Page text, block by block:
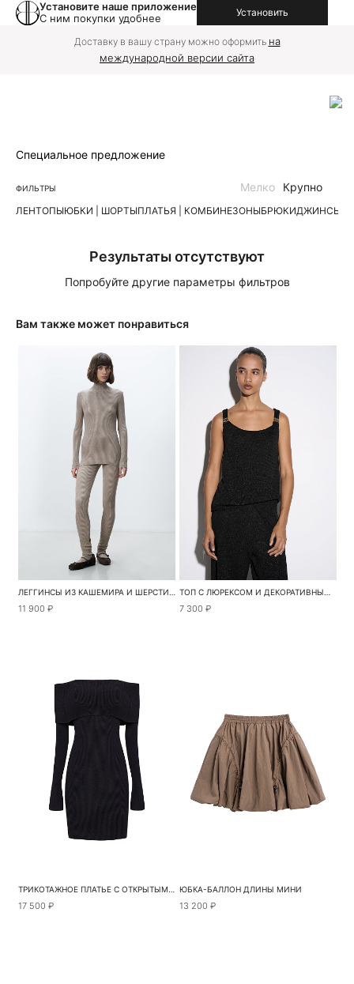
Установите наше приложение
С ним покупки удобнее
Установить
Доставку в вашу страну можно оформить на
международной версии сайта
Специальное предложение
ФИЛЬТРЫ
ЛЕНТОПЫЮБКИ | ШОРТЫПЛАТЬЯ | КОМБИНЕЗОНЫБРЮКИДЖИНСЫ
Мелко Крупно
Результаты отсутствуют
Попробуйте другие параметры фильтров
Вам также может понравиться
ЛЕГГИНСЫ ИЗ КАШЕМИРА И ШЕРСТИ В РУБЧИК
11 900 ₽
ТОП С ЛЮРЕКСОМ И ДЕКОРАТИВНЫМИ ПЕРЕМЫЧКАМИ
7 300 ₽
ТРИКОТАЖНОЕ ПЛАТЬЕ С ОТКРЫТЫМИ ПЛЕЧАМИ
17 500 ₽
ЮБКА-БАЛЛОН ДЛИНЫ МИНИ
13 200 ₽